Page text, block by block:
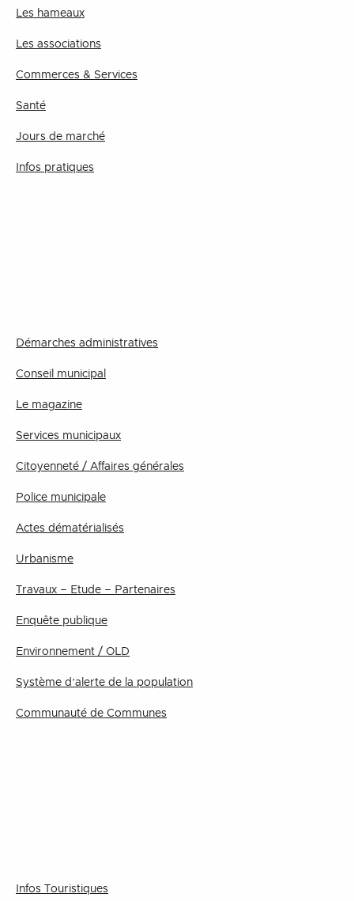
Les hameaux
Les associations
Commerces & Services
Santé
Jours de marché
Infos pratiques
Démarches administratives
Conseil municipal
Le magazine
Services municipaux
Citoyenneté / Affaires générales
Police municipale
Actes dématérialisés
Urbanisme
Travaux – Etude – Partenaires
Enquête publique
Environnement / OLD
Système d’alerte de la population
Communauté de Communes
Infos Touristiques